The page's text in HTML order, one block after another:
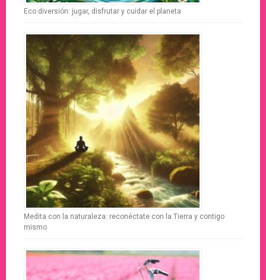
Eco diversión: jugar, disfrutar y cuidar el planeta
Medita con la naturaleza: reconéctate con la Tierra y contigo
mismo